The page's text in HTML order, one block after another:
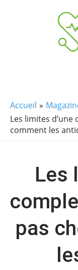
Accueil
Les limites
comment les
Les
pas